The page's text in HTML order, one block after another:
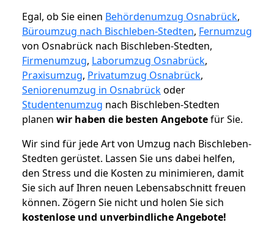
Egal, ob Sie einen Behördenumzug Osnabrück,
Büroumzug nach Bischleben-Stedten, Fernumzug
von Osnabrück nach Bischleben-Stedten,
Firmenumzug, Laborumzug Osnabrück,
Praxisumzug, Privatumzug Osnabrück,
Seniorenumzug in Osnabrückoder
Studentenumzug nach Bischleben-Stedten
planen wir haben die besten Angebotefür Sie.
Wir sind für jede Art von Umzug nach Bischleben-
Stedten gerüstet. Lassen Sie uns dabei helfen,
den Stress und die Kosten zu minimieren, damit
Sie sich auf Ihren neuen Lebensabschnitt freuen
können. Zögern Sie nicht und holen Sie sich
kostenlose und unverbindliche Angebote!